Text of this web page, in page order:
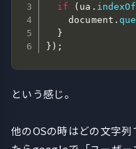
if
( ua . indexOf
    document
.
}
} ) ;
という感じ。
他のOSの時はどの文字